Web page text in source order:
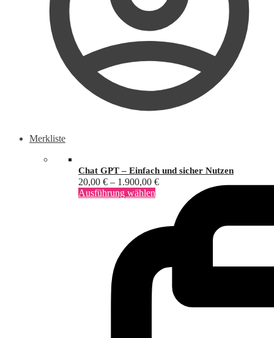
Merkliste
Chat GPT – Einfach und sicher Nutzen
20,00 € – 1.900,00 €Preisspanne:
1.900,00 €
Ausführung wählen
Produkt
mehrere
Optionen